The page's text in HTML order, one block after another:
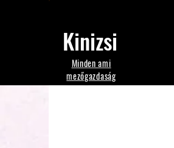
Kinizsi
Minden ami
mezőgazdaság